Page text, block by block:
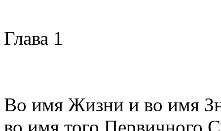
Глава 1
Во имя Жизни и во имя
во имя того Первичного